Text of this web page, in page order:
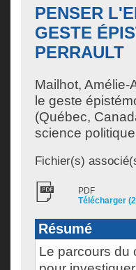
PENSER
GESTE
PERRAULT
Mailhot, Amélie-
le geste
(Québec,
science
Fichier(s)
PDF
Télécharger
Résumé
Le parcours du